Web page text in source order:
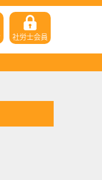
社労士会員